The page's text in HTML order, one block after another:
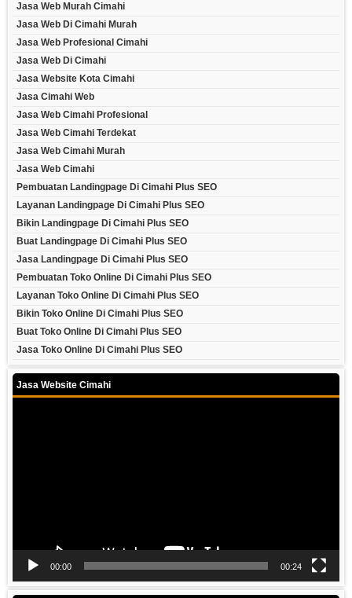
Jasa Web Murah Cimahi
Jasa Web Di Cimahi Murah
Jasa Web Profesional Cimahi
Jasa Web Di Cimahi
Jasa Website Kota Cimahi
Jasa Cimahi Web
Jasa Web Cimahi Profesional
Jasa Web Cimahi Terdekat
Jasa Web Cimahi Murah
Jasa Web Cimahi
Pembuatan Landingpage Di Cimahi Plus SEO
Layanan Landingpage Di Cimahi Plus SEO
Bikin Landingpage Di Cimahi Plus SEO
Buat Landingpage Di Cimahi Plus SEO
Jasa Landingpage Di Cimahi Plus SEO
Pembuatan Toko Online Di Cimahi Plus SEO
Layanan Toko Online Di Cimahi Plus SEO
Bikin Toko Online Di Cimahi Plus SEO
Buat Toko Online Di Cimahi Plus SEO
Jasa Toko Online Di Cimahi Plus SEO
Jasa Website Cimahi
00:00 00:24